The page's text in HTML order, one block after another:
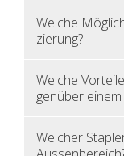
Wel­che
zie­rung?
Wel­che
gen­über
Wel­cher